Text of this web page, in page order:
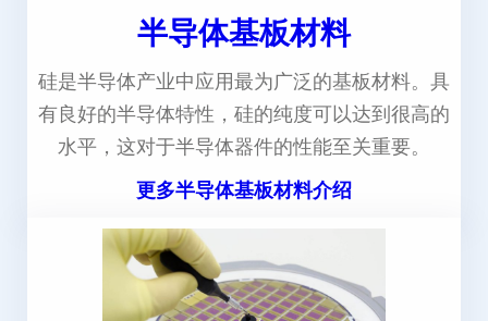
半导体基板材料
硅是半导体产业中应用最为广泛的基板材料。具
有良好的半导体特性，硅的纯度可以达到很高的
水平，这对于半导体器件的性能至关重要。
更多半导体基板材料介绍